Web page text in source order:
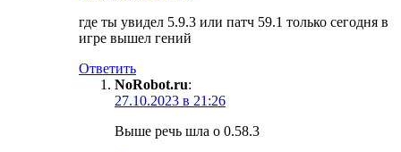
где ты увидел 5.9.3 или патч 59.1 только сегодня в
игре вышел гений
Ответить
NoRobot.ru:
27.10.2023 в 21:26
Выше речь шла о 0.58.3